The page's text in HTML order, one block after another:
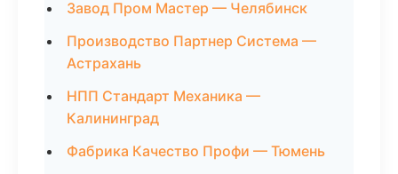
Завод Пром Мастер — Челябинск
Производство Партнер Система —
Астрахань
НПП Стандарт Механика —
Калининград
Фабрика Качество Профи — Тюмень